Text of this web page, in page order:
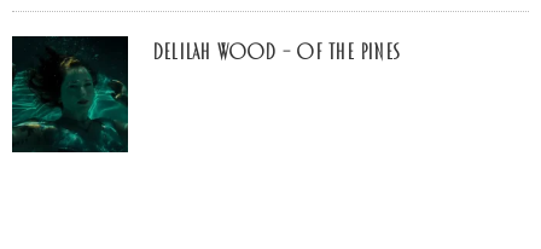
Delilah Wood – of the pines